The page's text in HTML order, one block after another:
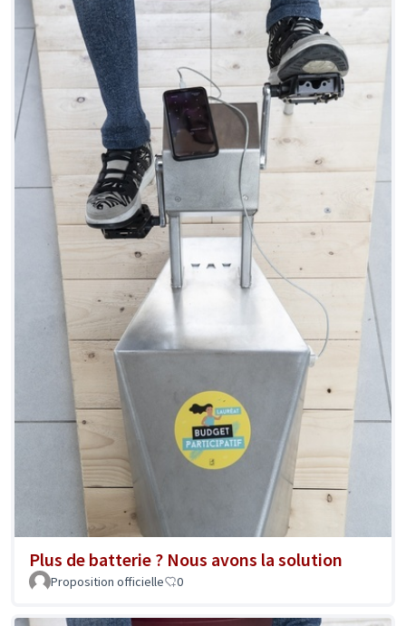
Plus de batterie ? Nous avons la solution
Proposition officielle 0